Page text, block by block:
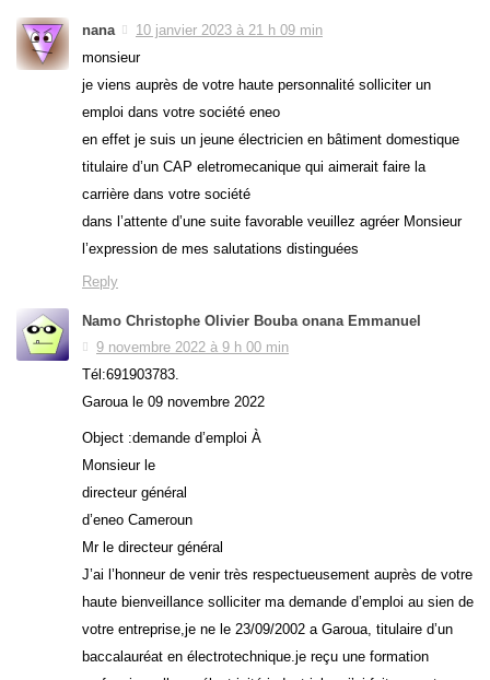
nana
10 janvier 2023 à 21 h 09 min
monsieur
je viens auprès de votre haute personnalité solliciter un
emploi dans votre société eneo
en effet je suis un jeune électricien en bâtiment domestique
titulaire d’un CAP eletromecanique qui aimerait faire la
carrière dans votre société
dans l’attente d’une suite favorable veuillez agréer Monsieur
l’expression de mes salutations distinguées
Reply
Namo Christophe Olivier Bouba onana Emmanuel
9 novembre 2022 à 9 h 00 min
Tél:691903783.
Garoua le 09 novembre 2022
Object :demande d’emploi À
Monsieur le
directeur général
d’eneo Cameroun
Mr le directeur général
J’ai l’honneur de venir très respectueusement auprès de votre
haute bienveillance solliciter ma demande d’emploi au sien de
votre entreprise,je ne le 23/09/2002 a Garoua, titulaire d’un
baccalauréat en électrotechnique.je reçu une formation